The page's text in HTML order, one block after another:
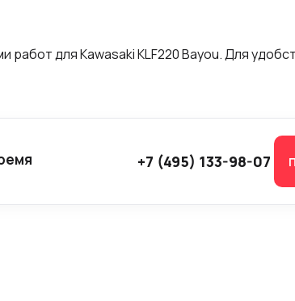
для Kawasaki KLF220 Bayou. Для
+7 (495) 133-98-07